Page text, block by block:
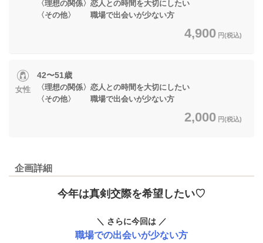
〈理想の関係〉恋人との時間を大切にしたい
〈その他〉 職場で出会いが少ない方
4,900 円(税込)
女性
42〜51歳
〈理想の関係〉恋人との時間を大切にしたい
〈その他〉 職場で出会いが少ない方
2,000 円(税込)
企画詳細
今年は真剣交際を希望したい♡
＼ さらに今回は ／
職場での出会いが少ない方